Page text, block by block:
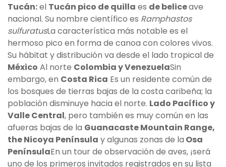
Tucán:el Tucán pico de quilla es de beliceave
nacional. Su nombre científico es Ramphastos
sulfuratusLa característica más notable es el
hermoso pico en forma de canoa con colores vivos.
Su hábitat y distribución va desde el lado tropical de
México Al norte Colombia y VenezuelaSin
embargo, en Costa Rica Es un residente común de
los bosques de tierras bajas de la costa caribeña; la
población disminuye hacia el norte. Lado Pacífico y
Valle Central, pero también es muy común en las
afueras bajas de la Guanacaste Mountain Range,
the Nicoya Península y algunas zonas de la Osa
PenínsulaEn un tour de observación de aves, ¡será
uno de los primeros invitados registrados en su lista